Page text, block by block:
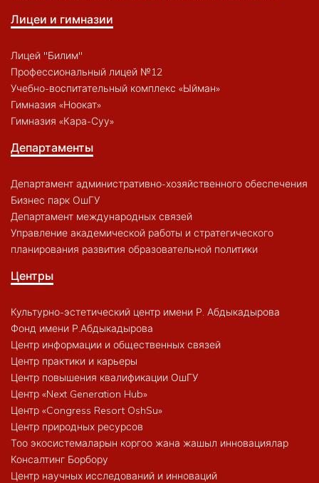
Лицеи и гимназии
Лицей "Билим"
Профессиональный лицей №12
Учебно-воспитательный комплекс «Ыйман»
Гимназия «Ноокат»
Гимназия «Кара-Суу»
Департаменты
Департамент административно-хозяйственного обеспечения
Бизнес парк ОшГУ
Департамент международных связей
Управление академической работы и стратегического
планирования развития образовательной политики
Центры
Культурно-эстетический центр имени Р. Абдыкадырова
Фонд имени Р.Абдыкадырова
Центр информации и общественных связей
Центр практики и карьеры
Центр повышения квалификации ОшГУ
Центр «Next Generation Hub»
Центр «Congress Resort OshSu»
Центр природных ресурсов
Тоо экосистемаларын коргоо жана жашыл инновациялар
Консалтинг Борбору
Центр научных исследований и инноваций